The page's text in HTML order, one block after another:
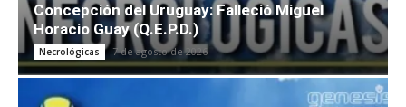
Concepción del Uruguay: Falleció Miguel
Horacio Guay (Q.E.P.D.)
Necrológicas 7 de agosto de 2026